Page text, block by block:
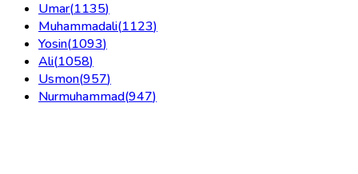
Umar(1135)
Muhammadali(1123)
Yosin(1093)
Ali(1058)
Usmon(957)
Nurmuhammad(947)